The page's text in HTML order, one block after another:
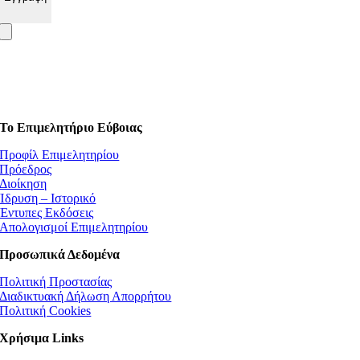
Το Επιμελητήριο Εύβοιας
Προφίλ Επιμελητηρίου
Πρόεδρος
Διοίκηση
Ίδρυση – Ιστορικό
Έντυπες Εκδόσεις
Απολογισμοί Επιμελητηρίου
Προσωπικά Δεδομένα
Πολιτική Προστασίας
Διαδικτυακή Δήλωση Απορρήτου
Πολιτική Cookies
Χρήσιμα Links